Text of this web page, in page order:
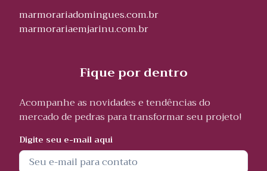
marmorariadomingues.com.br
marmorariaemjarinu.com.br
Fique por dentro
Acompanhe as novidades e tendências do
mercado de pedras para transformar seu projeto!
Digite seu e-mail aqui